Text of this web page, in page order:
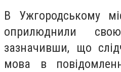
В Ужгородському
оприлюднили
зазначивши, що
мова в